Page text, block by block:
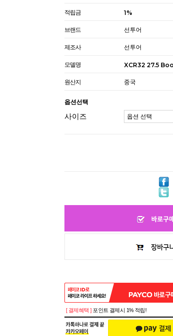
적립금 1%
브랜드 선투어
제조사 선투어
모델명 XCR32 27.5
원산지 중국
옵션선택
사이즈
[ 결제혜택 ] 포인트 결제시 1% 적립!